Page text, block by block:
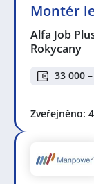
Montér
Alfa Job
Rokycany
33 000
Zveřejněno: